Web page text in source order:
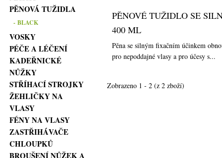
PĚNOVÁ TUŽIDLA
- BLACK
VOSKY
PÉČE A LÉČENÍ
KADEŘNICKÉ
NŮŽKY
STŘÍHACÍ STROJKY
ŽEHLIČKY NA
VLASY
FÉNY NA VLASY
ZASTŘIHÁVAČE
CHLOUPKŮ
BROUŠENÍ NŮŽEK A
PĚNOVÉ TUŽIDLO SE
400 ML
Pěna se silným fixačním účinkem
pro nepoddajné vlasy a pro účesy s...
Zobrazeno 1 -2 (z2 zboží)